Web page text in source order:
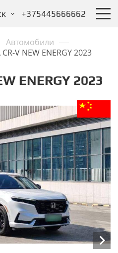
+375445666662
Автомобили
V NEW ENERGY 2023
ENERGY 2023